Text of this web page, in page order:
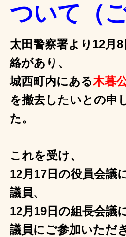
ついて（
太田警察署より12月
絡があり、
城西町内にある木暮
を撤去したいとの申
た。
これを受け、
12月17日の役員会議
議員、
12月19日の組長会議
議員にご参加いただき